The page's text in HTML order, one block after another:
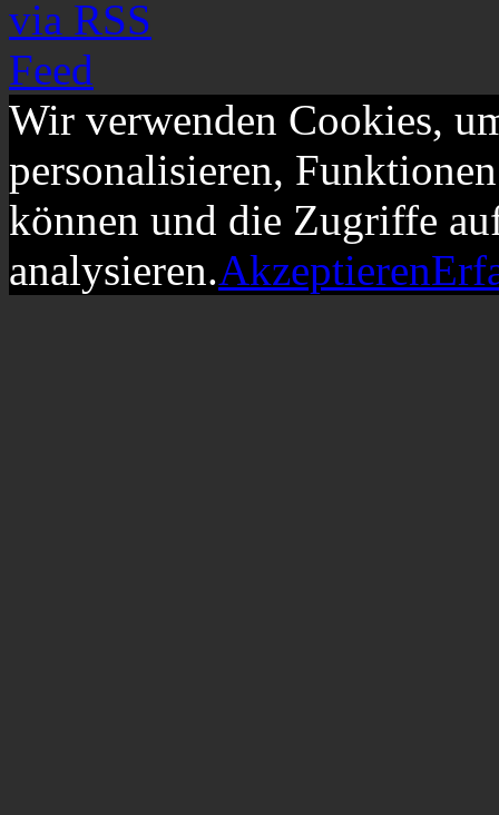
Wir verwenden Cookies,
personalisieren,
können und die Zugriffe
analysieren.Akzeptieren